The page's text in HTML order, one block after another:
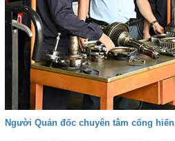
Người Quản đốc chuyên tâm cống hiến